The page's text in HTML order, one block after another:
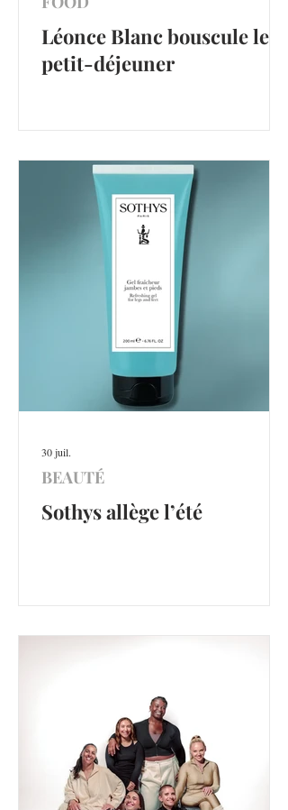
Léonce Blanc bouscule le
petit-déjeuner
Sothys allège l’été
BEAUTÉ
30 juil.